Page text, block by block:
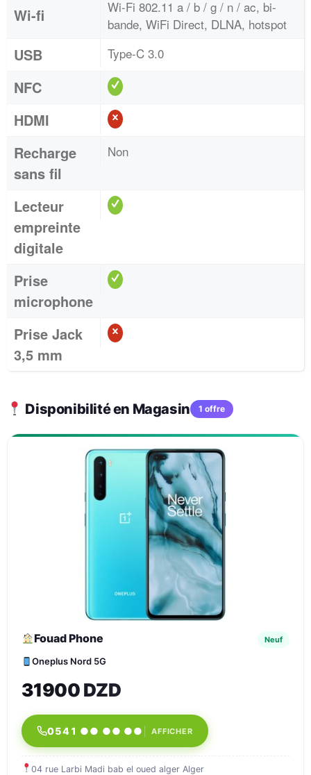
Wi-fi
Wi-Fi 802.11 a / b / g / n / ac, bi-
bande, WiFi Direct, DLNA, hotspot
USB Type-C 3.0
NFC
HDMI
Recharge
sans fil
Non
Lecteur
empreinte
digitale
Prise
microphone
Prise Jack
3,5 mm
Disponibilité en Magasin 1 offre
Fouad Phone Neuf
Oneplus Nord 5G
31900 DZD
0541 ●● ●● ●● AFFICHER
04 rue Larbi Madi bab el oued alger Alger